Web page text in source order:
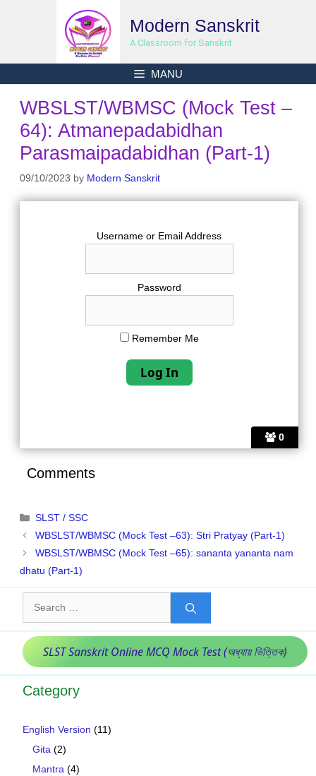
Modern Sanskrit
A Classroom for Sanskrit
MANU
WBSLST/WBMSC (Mock Test –
64): Atmanepadabidhan
Parasmaipadabidhan (Part-1)
09/10/2023 by Modern Sanskrit
0
Username or Email Address
Password
Remember Me
Comments
Categories
SLST / SSC
WBSLST/WBMSC (Mock Test –63): Stri Pratyay (Part-1)
WBSLST/WBMSC (Mock Test –65): sananta yananta nam
dhatu (Part-1)
for:
SLST Sanskrit Online MCQ Mock Test (অধ্যায় ভিত্তিক)
Category
English Version (11)
Gita (2)
Mantra (4)